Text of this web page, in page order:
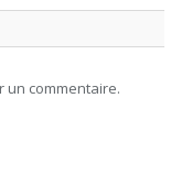
un commentaire.